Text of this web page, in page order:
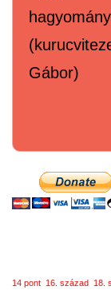
Gábor)
14 pont 16. század 18.